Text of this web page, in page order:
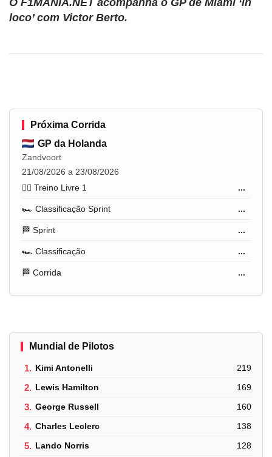
loco’ com Victor Berto.
Próxima Corrida
GP da Holanda
Zandvoort
21/08/2026 a 23/08/2026
🏋️‍♂️ Treino Livre 1
...
🏎️ Classificação Sprint ...
🏁 Sprint ...
🏎️ Classificação ...
🏁 Corrida ...
Mundial de Pilotos
1. Kimi Antonelli 219
2. Lewis Hamilton 169
3. George Russell 160
4. Charles Leclerc 138
5. Lando Norris 128